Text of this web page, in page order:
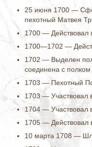
25 июня 1700 —
пехотный Матвея
1700 — Действовал
1700—1702 —
1702 — Выделен
соединена с полком
1703 — Пехотный
1703 — Участвовал
1704 — Участвовал
1705 — Действовал
10 марта 1708 —